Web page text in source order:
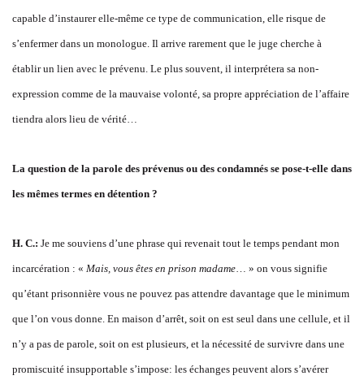
capable d’instaurer elle-même ce type de communication, elle risque de
s’enfermer dans un monologue. Il arrive rarement que le juge cherche à
établir un lien avec le prévenu. Le plus souvent, il interprétera sa non-
expression comme de la mauvaise volonté, sa propre appréciation de l’affaire
tiendra alors lieu de vérité…
La question de la parole des prévenus ou des condamnés se pose-t-elle dans
les mêmes termes en détention ?
H. C.: Je me souviens d’une phrase qui revenait tout le temps pendant mon
incarcération : « Mais, vous êtes en prison madame … » on vous signifie
qu’étant prisonnière vous ne pouvez pas attendre davantage que le minimum
que l’on vous donne. En maison d’arrêt, soit on est seul dans une cellule, et il
n’y a pas de parole, soit on est plusieurs, et la nécessité de survivre dans une
promiscuité insupportable s’impose: les échanges peuvent alors s’avérer